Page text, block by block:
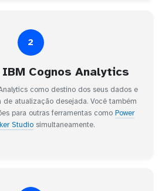
2
Cognos Analytics
como destino dos seus dados e
atualização desejada. Você também
para outras ferramentas como Power
Studio simultaneamente.